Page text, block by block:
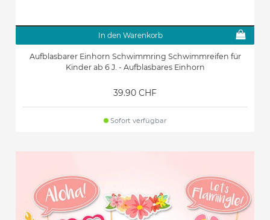
In den Warenkorb
Aufblasbarer Einhorn Schwimmring Schwimmreifen für
Kinder ab 6 J. - Aufblasbares Einhorn
39.90 CHF
Sofort verfügbar